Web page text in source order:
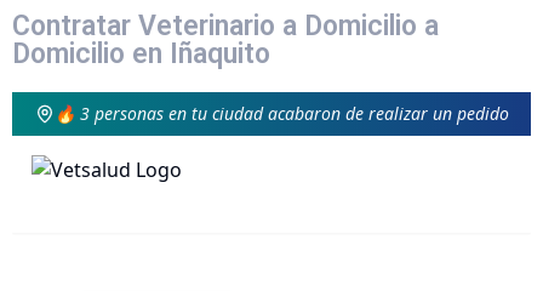
Contratar Veterinario a Domicilio a
Domicilio en Iñaquito